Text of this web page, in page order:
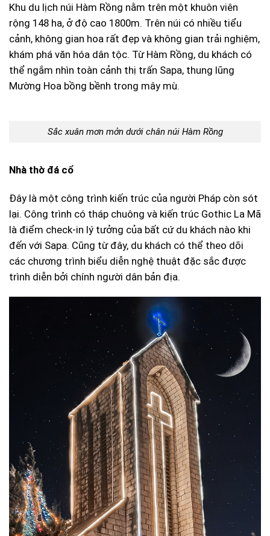
Khu du lịch núi Hàm Rồng nằm trên một khuôn viên
rộng 148 ha, ở độ cao 1800m. Trên núi có nhiều tiểu
cảnh, không gian hoa rất đẹp và không gian trải nghiệm,
khám phá văn hóa dân tộc. Từ Hàm Rồng, du khách có
thể ngắm nhìn toàn cảnh thị trấn Sapa, thung lũng
Mường Hoa bồng bềnh trong mây mù.
Sắc xuân mơn mởn dưới chân núi Hàm Rồng
Nhà thờ đá cổ
Đây là một công trình kiến trúc của người Pháp còn sót
lại. Công trình có tháp chuông và kiến trúc Gothic La Mã
là điểm check-in lý tưởng của bất cứ du khách nào khi
đến với Sapa. Cũng từ đây, du khách có thể theo dõi
các chương trình biểu diễn nghệ thuật đặc sắc được
trình diễn bởi chính người dân bản địa.